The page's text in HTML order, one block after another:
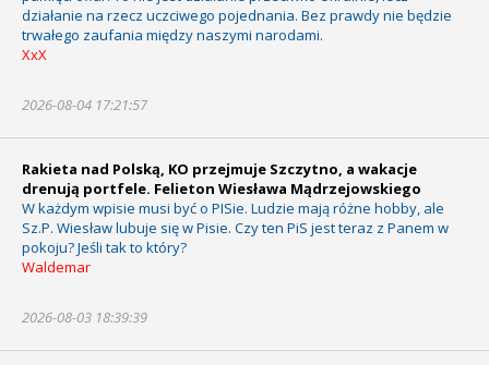
działanie na rzecz uczciwego pojednania. Bez prawdy nie będzie
trwałego zaufania między naszymi narodami.
XxX
2026-08-04 17:21:57
Rakieta nad Polską, KO przejmuje Szczytno, a wakacje
drenują portfele. Felieton Wiesława Mądrzejowskiego
W każdym wpisie musi być o PISie. Ludzie mają różne hobby, ale
Sz.P. Wiesław lubuje się w Pisie. Czy ten PiS jest teraz z Panem w
pokoju? Jeśli tak to który?
Waldemar
2026-08-03 18:39:39